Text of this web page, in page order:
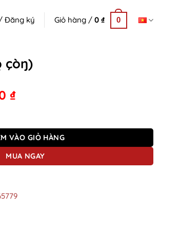
Đăng ký Giỏ hàng / 0 ₫ 0
çòŋ)
₫
VÀO GIỎ HÀNG
MUA NGAY